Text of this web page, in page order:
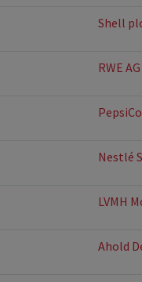
Shell
RWE AG
Nestlé
LVMH
Ahold